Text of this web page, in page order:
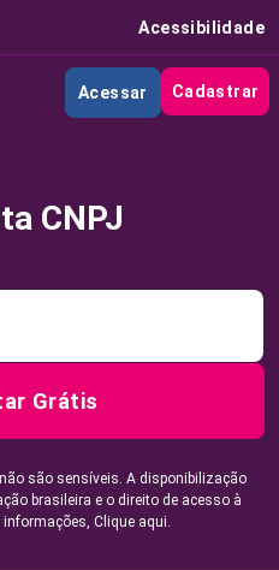
Acessibilidade
Acessar Cadastrar
CNPJ
Grátis
são sensíveis. A disponibilização
brasileira e o direito de acesso à
Clique aqui.